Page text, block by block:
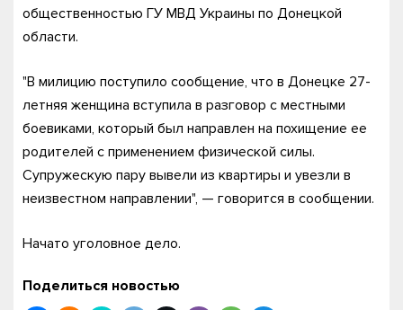
общественностью ГУ МВД Украины по Донецкой
области.
"В милицию поступило сообщение, что в Донецке 27-
летняя женщина вступила в разговор с местными
боевиками, который был направлен на похищение ее
родителей с применением физической силы.
Супружескую пару вывели из квартиры и увезли в
неизвестном направлении", — говорится в сообщении.
Начато уголовное дело.
Поделиться новостью